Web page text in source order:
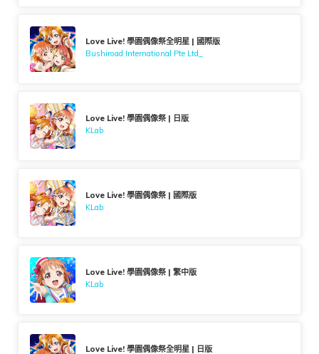
Love Live! 學園偶像祭全明星 | 國際版
Bushiroad International Pte Ltd_
Love Live! 學園偶像祭 | 日版
KLab
Love Live! 學園偶像祭 | 國際版
KLab
Love Live! 學園偶像祭 | 繁中版
KLab
Love Live! 學園偶像祭全明星 | 日版